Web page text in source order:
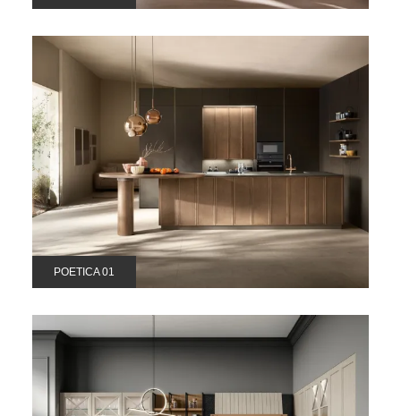
POETICA 01